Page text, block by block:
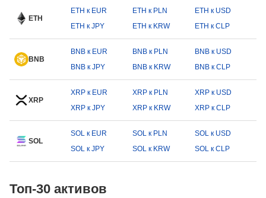
ETH
ETH к EUR ETH к PLN
ETH к USD
ETH к JPY
ETH к KRW ETH к CLP
BNB
BNB к EUR BNB к PLN
BNB к USD
BNB к JPY
BNB к KRW BNB к CLP
XRP
XRP к EUR XRP к PLN
XRP к USD
XRP к JPY
XRP к KRW XRP к CLP
SOL
SOL к EUR SOL к PLN
SOL к USD
SOL к JPY
SOL к KRW SOL к CLP
Топ-30 активов